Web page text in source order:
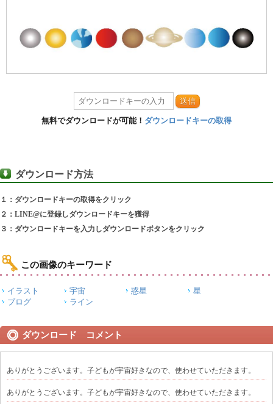
送信
無料でダウンロードが可能！ ダウンロードキーの取得
ダウンロード方法
１：ダウンロードキーの取得をクリック
２：LINE@に登録しダウンロードキーを獲得
３：ダウンロードキーを入力しダウンロードボタンをクリック
この画像のキーワード
イラスト 宇宙 惑星
星
ブログ
ライン
ダウンロード コメント
ありがとうございます。子どもが宇宙好きなので、使わせていただきます。
ありがとうございます。子どもが宇宙好きなので、使わせていただきます。